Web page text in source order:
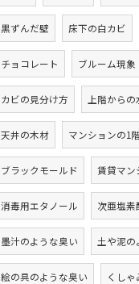
黒ずんだ壁 床下の白カビ
チョコレート ブルーム現象
カビの見分け方 上階から
天井の木材 マンションの1階
ブラックモールド 賃貸マン
消毒用エタノール 次亜塩素
墨汁のような臭い 土や泥の
絵の具のような臭い くしゃ